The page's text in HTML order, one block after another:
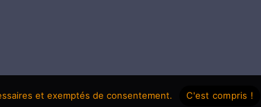
et exemptés de consentement. C'est compris !